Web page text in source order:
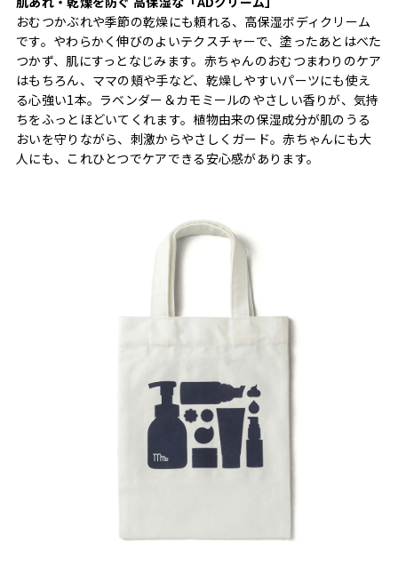
おむつかぶれや季節の乾燥にも頼れる、高保湿ボディクリーム
です。やわらかく伸びのよいテクスチャーで、塗ったあとはべた
つかず、肌にすっとなじみます。赤ちゃんのおむつまわりのケア
はもちろん、ママの頬や手など、乾燥しやすいパーツにも使え
る心強い1本。ラベンダー＆カモミールのやさしい香りが、気持
ちをふっとほどいてくれます。植物由来の保湿成分が肌のうる
おいを守りながら、刺激からやさしくガード。赤ちゃんにも大
人にも、これひとつでケアできる安心感があります。